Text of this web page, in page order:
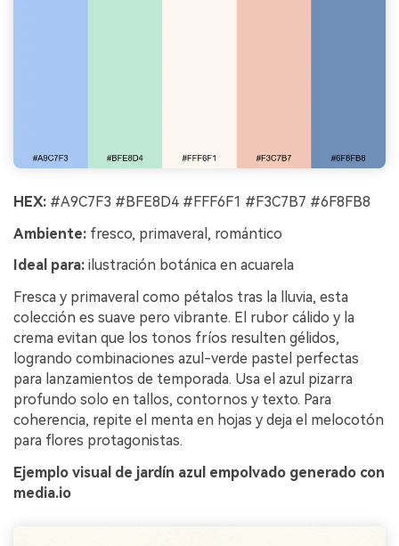
HEX: #A9C7F3 #BFE8D4 #FFF6F1 #F3C7B7 #6F8FB8
Ambiente: fresco, primaveral, romántico
Ideal para: ilustración botánica en acuarela
Fresca y primaveral como pétalos tras la lluvia, esta
colección es suave pero vibrante. El rubor cálido y la
crema evitan que los tonos fríos resulten gélidos,
logrando combinaciones azul-verde pastel perfectas
para lanzamientos de temporada. Usa el azul pizarra
profundo solo en tallos, contornos y texto. Para
coherencia, repite el menta en hojas y deja el melocotón
para flores protagonistas.
Ejemplo visual de jardín azul empolvado generado con
media.io